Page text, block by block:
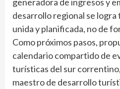
desarrollo regional se logra
unida y planificada, no de
Como próximos pasos,
calendario compartido de
turísticas del sur
maestro de desarrollo